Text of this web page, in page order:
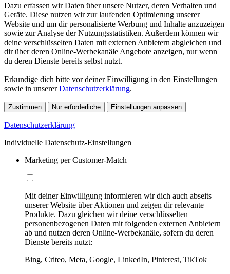
Dazu erfassen wir Daten über unsere Nutzer, deren Verhalten und
Geräte. Diese nutzen wir zur laufenden Optimierung unserer
Website und um dir personalisierte Werbung und Inhalte anzuzeigen
sowie zur Analyse der Nutzungsstatistiken. Außerdem können wir
deine verschlüsselten Daten mit externen Anbietern abgleichen und
dir über deren Online-Werbekanäle Angebote anzeigen, nur wenn
du deren Dienste bereits selbst nutzt.
Erkundige dich bitte vor deiner Einwilligung in den Einstellungen
sowie in unsererDatenschutzerklärung.
Zustimmen Nur erforderliche Einstellungen anpassen
Datenschutzerklärung
Individuelle Datenschutz-Einstellungen
Marketing per Customer-Match
Mit deiner Einwilligung informieren wir dich auch abseits
unserer Website über Aktionen und zeigen dir relevante
Produkte. Dazu gleichen wir deine verschlüsselten
personenbezogenen Daten mit folgenden externen Anbietern
ab und nutzen deren Online-Werbekanäle, sofern du deren
Dienste bereits nutzt:
Bing, Criteo, Meta, Google, LinkedIn, Pinterest, TikTok